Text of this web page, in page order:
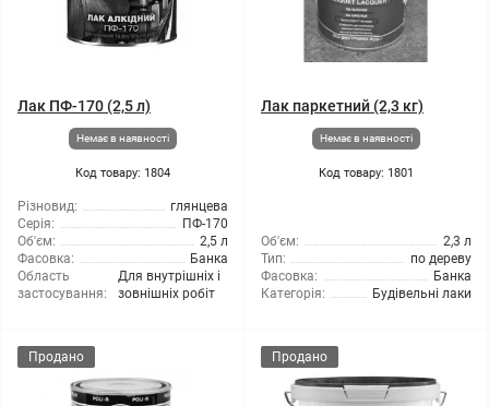
Лак ПФ-170 (2,5 л)
Немає в наявності
Код товару: 1804
Різновид:
глянцева
Серія:
ПФ-170
Об'єм:
2,5 л
Фасовка:
Банка
Область
застосування:
Для внутрішніх і
зовнішніх робіт
Лак паркетний (2,3 кг)
Немає в наявності
Код товару: 1801
Об'єм:
2,3 л
Тип:
по дереву
Фасовка:
Банка
Категорія:
Будівельні лаки
Продано Продано